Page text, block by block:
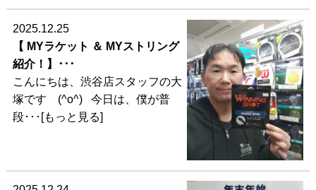
2025.12.25
【 MYラケット ＆ MYストリング
紹介！】･･･
こんにちは、渋谷店スタッフの大
塚です (^o^) 今日は、僕が普
段･･･[もっと見る]